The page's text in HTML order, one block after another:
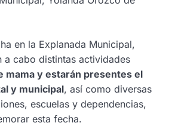
en la Explanada Municipal,
a cabo distintas actividades
mama y estarán presentes el
y municipal, así como diversas
escuelas y dependencias,
esta fecha.